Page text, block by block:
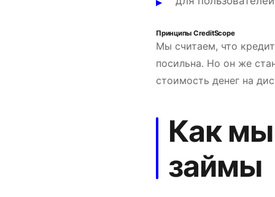
Принципы CreditScope
Мы считаем, что
посильна. Но он же
стоимость денег на
Как
займы